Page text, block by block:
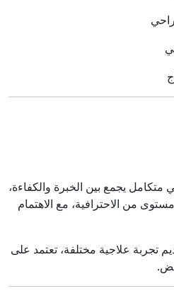
يجمع بين الخبرة والكفاءة،
من الاحترافية، مع الاهتمام
تجربة علاجية مختلفة، تعتمد على